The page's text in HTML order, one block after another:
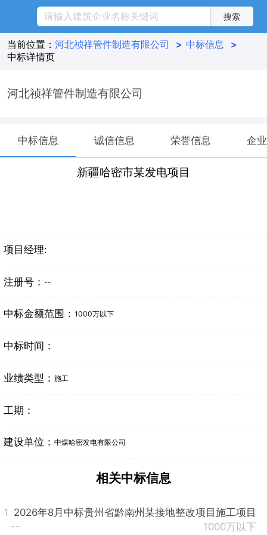
当前位置： 河北祯祥管件制造有限公司 > 中标信息
>
中标详情页
河北祯祥管件制造有限公司
中标信息 诚信信息 荣誉信息 企
新疆哈密市某发电项目
项目经理:
注册号： --
中标金额范围： 1000万以下
中标时间：
业绩类型： 施工
工期：
建设单位： 中煤哈密发电有限公司
相关中标信息
1 2026年8月中标贵州省黔南州某接地整改项目施工项目
--
1000万以下